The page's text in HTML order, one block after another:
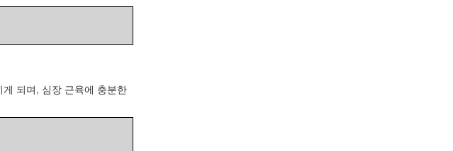
되며, 심장 근육에 충분한